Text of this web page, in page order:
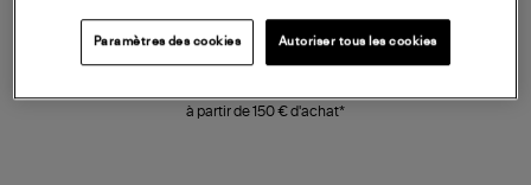
à partir de 150 € d'achat*
Paramètres des cookies Autoriser tous les cookies